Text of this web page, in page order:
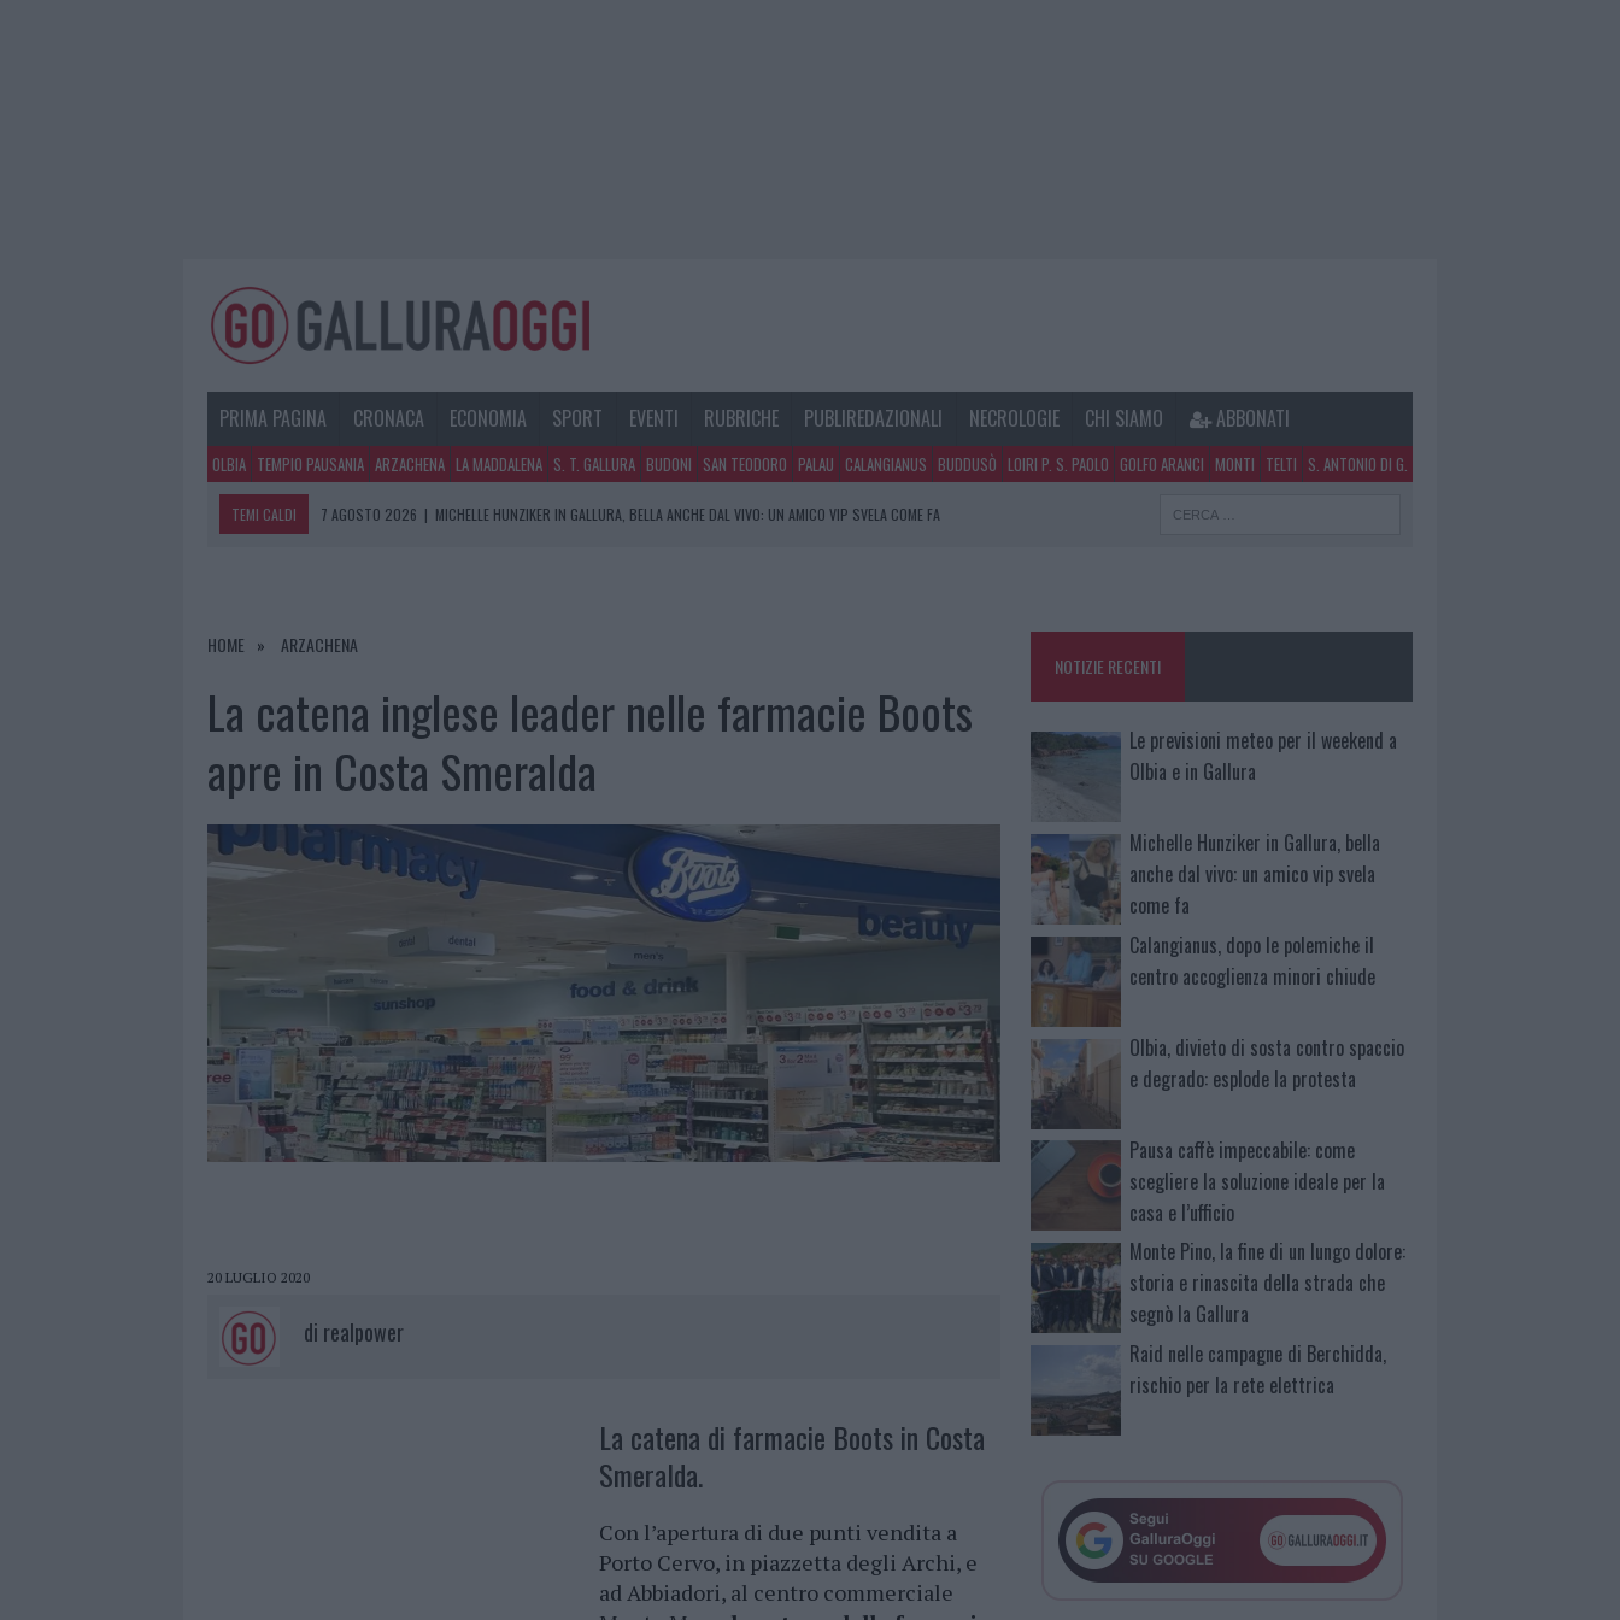
PRIMA PAGINA CRONACA ECONOMIA SPORT EVENTI RUBRICHE PUBLIREDAZIONALI NECROLOGIE CHI SIAMO ABBONATI
OLBIA TEMPIO PAUSANIA ARZACHENA LA MADDALENA S. T. GALLURA BUDONI SAN TEODORO PALAU CALANGIANUS BUDDUSÒ LOIRI P. S. PAOLO GOLFO ARANCI MONTI TELTI S. ANTONIO DI G.
TEMI CALDI 7 AGOSTO 2026 | MICHELLE HUNZIKER IN GALLURA, BELLA ANCHE DAL VIVO: UN AMICO VIP SVELA COME FA
7 AGOSTO 2026 | PAUSA CAFFÈ IMPECCABILE: COME SCEGLIERE LA SOLUZIONE IDEALE PER LA CASA E L’UFFICIO
HOME ARZACHENA
La catena inglese leader nelle farmacie Boots
apre in Costa Smeralda
20 LUGLIO 2020
di realpower
La catena di farmacie Boots in Costa
Smeralda.
Con l’apertura di due punti vendita a
Porto Cervo, in piazzetta degli Archi, e
ad Abbiadori, al centro commerciale
NOTIZIE RECENTI
Le previsioni meteo per il weekend a
Olbia e in Gallura
Michelle Hunziker in Gallura, bella
anche dal vivo: un amico vip svela
come fa
Calangianus, dopo le polemiche il
centro accoglienza minori chiude
Olbia, divieto di sosta contro spaccio
e degrado: esplode la protesta
Pausa caffè impeccabile: come
scegliere la soluzione ideale per la
casa e l’ufficio
Monte Pino, la fine di un lungo dolore:
storia e rinascita della strada che
segnò la Gallura
Raid nelle campagne di Berchidda,
rischio per la rete elettrica